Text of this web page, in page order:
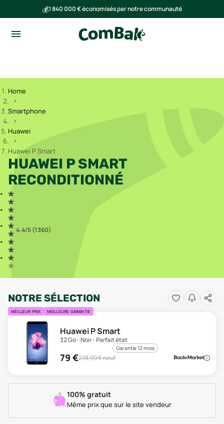
💰1 840 000 € économisés par notre communauté
Home
Smartphone
Huawei
Huawei P Smart
HUAWEI P SMART
RECONDITIONNÉ
4.4/5 (1 360)
NOTRE SÉLECTION
MEILLEUR PRIX MEILLEURE GARANTIE
Huawei P Smart
32 Go - Noir - Parfait état
Garantie 12 mois
79 €278,99€ neuf
100% gratuit
Même prix que sur le site vendeur